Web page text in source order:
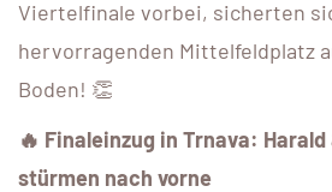
Viertelfinale vorbei, sicherten
hervorragenden Mittelfeldplatz
Boden! 👏
🔥 Finaleinzug in Trnava:
stürmen nach vorne